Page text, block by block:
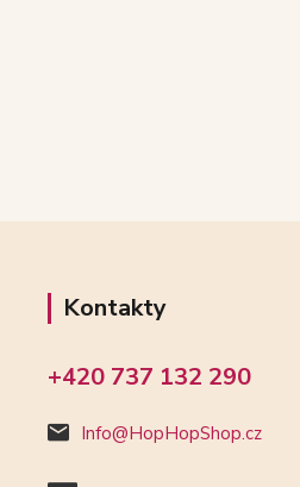
Kontakty
+420 737 132 290
Info@HopHopShop.cz